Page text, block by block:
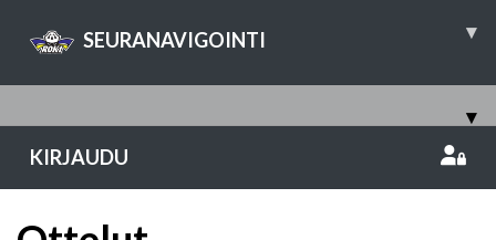
SEURANAVIGOINTI ▾
▾
KIRJAUDU